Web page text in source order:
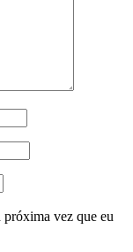
próxima vez que eu